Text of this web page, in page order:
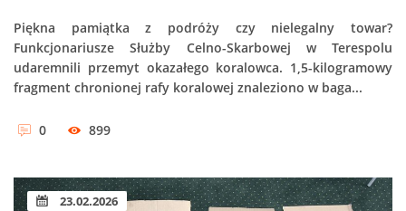
Piękna pamiątka z podróży czy nielegalny towar?
Funkcjonariusze Służby Celno-Skarbowej w Terespolu
udaremnili przemyt okazałego koralowca. 1,5-kilogramowy
fragment chronionej rafy koralowej znaleziono w baga...
0 899
23.02.2026